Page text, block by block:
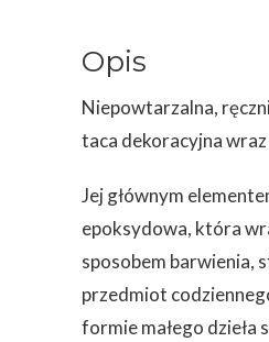
podkładki
Opis
Niepowtarzalna,
taca dekoracyjna wraz
Jej głównym
epoksydowa, która
sposobem barwienia,
przedmiot
formie małego dzieła